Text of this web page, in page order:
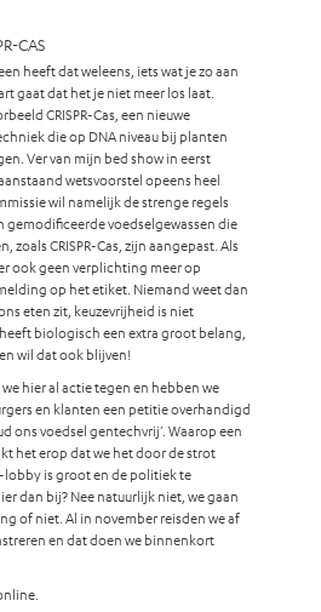
CAS
heeft dat weleens, iets wat je zo aan
gaat dat het je niet meer los laat.
CRISPR-Cas, een nieuwe
die op DNA niveau bij planten
Ver van mijn bed show in eerst
wetsvoorstel opeens heel
wil namelijk de strenge regels
voedselgewassen die
zoals CRISPR-Cas, zijn aangepast. Als
ook geen verplichting meer op
op het etiket. Niemand weet dan
eten zit, keuzevrijheid is niet
biologisch een extra groot belang,
wil dat ook blijven!
hier al actie tegen en hebben we
en klanten een petitie overhandigd
ons voedsel gentechvrij’. Waarop een
het erop dat we het door de strot
is groot en de politiek te
dan bij? Nee natuurlijk niet, we gaan
of niet. Al in november reisden we af
en dat doen we binnenkort